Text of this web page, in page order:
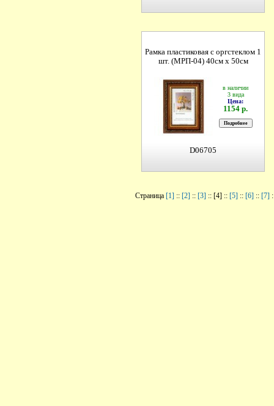
Рамка пластиковая с оргстеклом 1
шт. (МРП-04) 40см х 50см
в наличии
3 вида
Цена:
1154 р.
D06705
Страница [1] :: [2] :: [3] :: [4] :: [5] :: [6] :: [7]